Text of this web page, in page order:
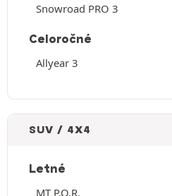
Snowroad PRO 3
Celoročné
Allyear 3
SUV / 4X4
Letné
MT P.O.R.